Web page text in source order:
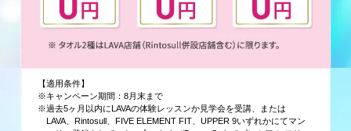
【適用条件】
※キャンペーン期間：8月末まで
※過去5ヶ月以内にLAVAの体験レッスンか見学会を受講、または
LAVA、Rintosull、FIVE ELEMENT FIT、UPPER 9いずれかにてマン